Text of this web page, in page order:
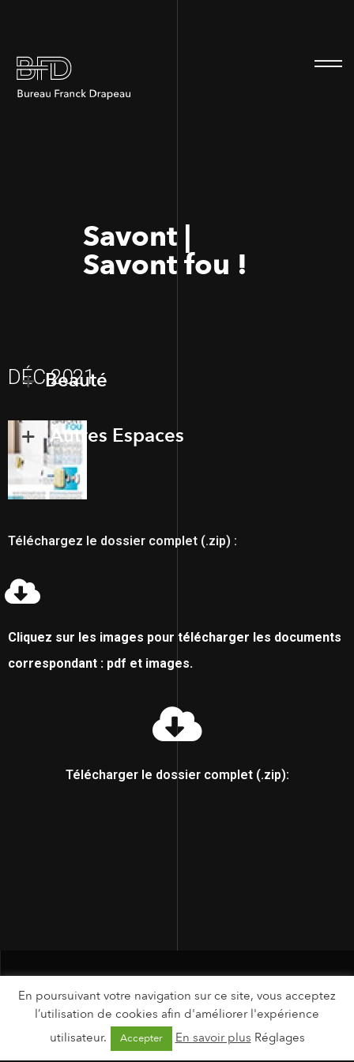
Savont |
Savont fou !
DÉC 2021
Beauté
Autres Espaces
Téléchargez le dossier complet (.zip) :
Cliquez sur les images pour télécharger les documents
correspondant : pdf et images.
Télécharger le dossier complet (.zip):
MENTIONS LÉGALES
En poursuivant votre navigation sur ce site, vous acceptez
l’utilisation de cookies afin d'améliorer l'expérience
utilisateur.
Accepter En savoir plus Réglages